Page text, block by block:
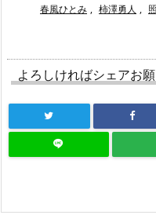
春風ひとみ , 柿澤勇人 ,
よろしければシェアお